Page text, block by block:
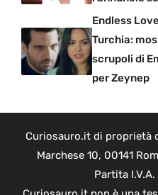
Endless
Turchia:
scrupoli di
per Zeynep
Curiosauro.it di proprietà
Marchese 10, 00141
Partita